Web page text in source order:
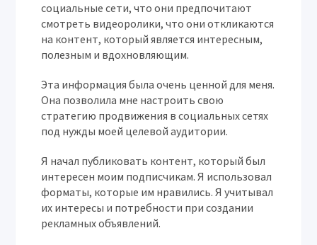
социальные сети, что они предпочитают
смотреть видеоролики, что они откликаются
на контент, который является интересным,
полезным и вдохновляющим.
Эта информация была очень ценной для меня.
Она позволила мне настроить свою
стратегию продвижения в социальных сетях
под нужды моей целевой аудитории.
Я начал публиковать контент, который был
интересен моим подписчикам. Я использовал
форматы, которые им нравились. Я учитывал
их интересы и потребности при создании
рекламных объявлений.